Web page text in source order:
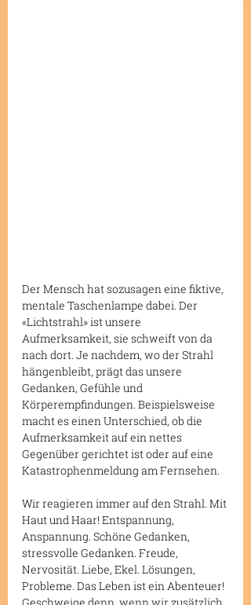
Der Mensch hat sozusagen eine fiktive,
mentale Taschenlampe dabei. Der
«Lichtstrahl» ist unsere
Aufmerksamkeit, sie schweift von da
nach dort. Je nachdem, wo der Strahl
hängenbleibt, prägt das unsere
Gedanken, Gefühle und
Körperempfindungen. Beispielsweise
macht es einen Unterschied, ob die
Aufmerksamkeit auf ein nettes
Gegenüber gerichtet ist oder auf eine
Katastrophenmeldung am Fernsehen.
Wir reagieren immer auf den Strahl. Mit
Haut und Haar! Entspannung,
Anspannung. Schöne Gedanken,
stressvolle Gedanken. Freude,
Nervosität. Liebe, Ekel. Lösungen,
Probleme. Das Leben ist ein Abenteuer!